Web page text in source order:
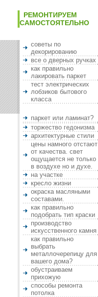
РЕМОНТИРУЕМ
САМОСТОЯТЕЛЬНО
советы по
декорированию
все о дверных ручках
как правильно
лакировать паркет
тест электрических
лобзиков бытового
класса
паркет или ламинат?
торжество гедонизма
архитектурные стили
цены намного отстают
от качества. свет
ощущается не только
в воздухе но и духе.
на участке
кресло жизни
окраска масляными
составами.
как правильно
подобрать тип краски
производство
искусственного камня
как правильно
выбрать
металлочерепицу для
вашего дома?
обустраиваем
прихожую
способы ремонта
потолка